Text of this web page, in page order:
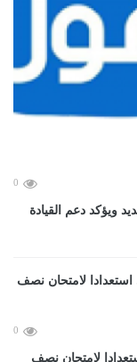
0
ويؤكد دعم القيادة
0
لامتحان نصف